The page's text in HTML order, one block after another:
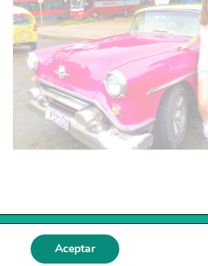
Aceptar